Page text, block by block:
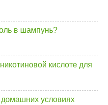
в шампунь?
кислоте для
домашних условиях